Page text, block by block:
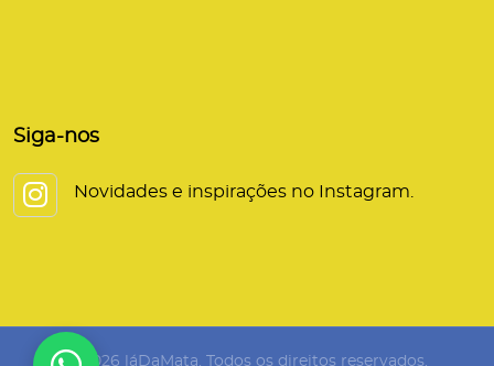
Siga-nos
Novidades e inspirações no Instagram.
© 2026 láDaMata. Todos os direitos reservados.